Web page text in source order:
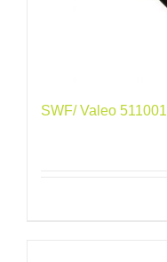
SWF/ Valeo 511001